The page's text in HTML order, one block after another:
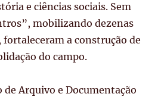
e ciências sociais. Sem
mobilizando dezenas
fortaleceram a construção de
do campo.
Arquivo e Documentação